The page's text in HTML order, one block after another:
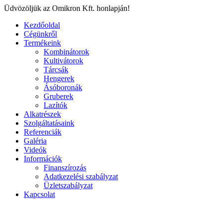
Üdvözöljük az Omikron Kft. honlapján!
Kezdőoldal
Cégünkről
Termékeink
Kombinátorok
Kultivátorok
Tárcsák
Hengerek
Ásóboronák
Gruberek
Lazítók
Alkatrészek
Szolgáltatásaink
Referenciák
Galéria
Videók
Információk
Finanszírozás
Adatkezelési szabályzat
Üzletszabályzat
Kapcsolat